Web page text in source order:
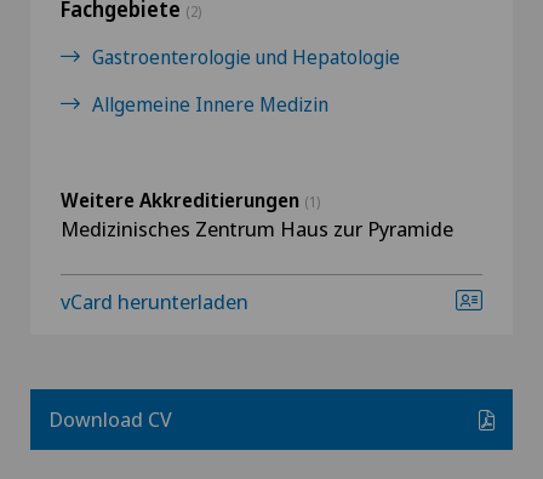
Fachgebiete (2)
Gastroenterologie und Hepatologie
Allgemeine Innere Medizin
Weitere Akkreditierungen (1)
Medizinisches Zentrum Haus zur Pyramide
vCard herunterladen
Download CV